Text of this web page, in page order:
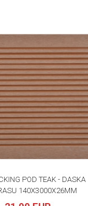
POD TEAK - DASKA
140X3000X26MM